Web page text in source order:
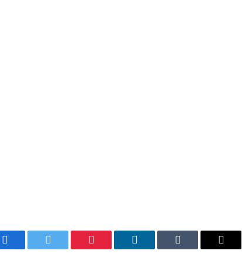
Facebook Twitter Pinterest LinkedIn Tumblr Email